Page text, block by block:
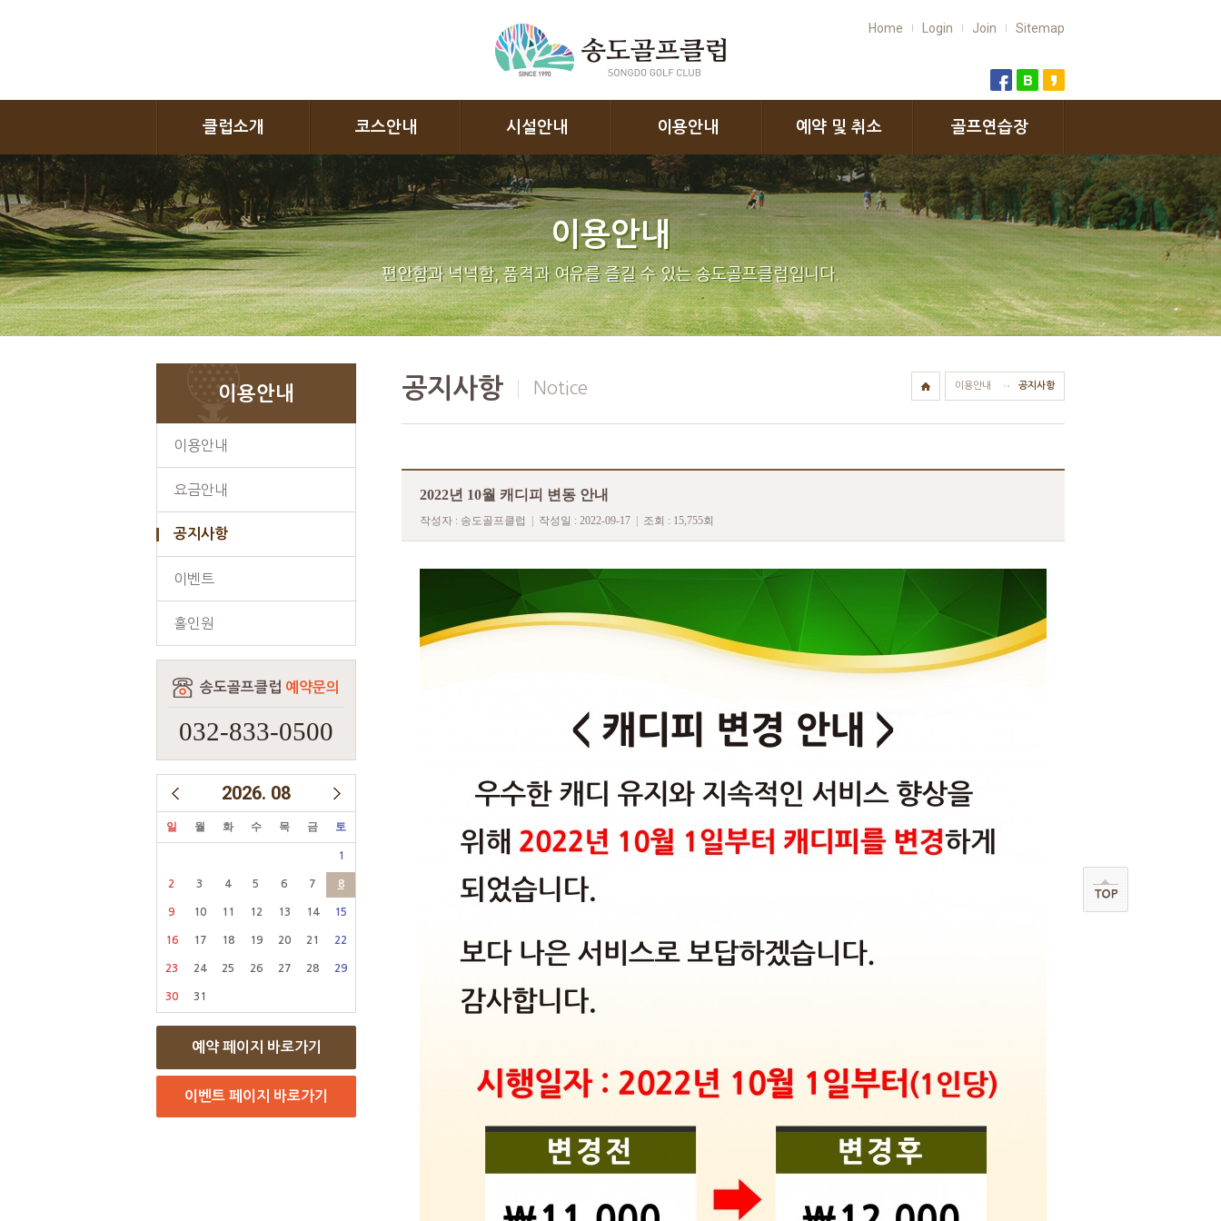
Home Login Join Sitemap
클럽소개 코스안내 시설안내 이용안내 예약 및 취소 골프연습장
이용안내
편안함과 넉넉함, 품격과 여유를 즐길 수 있는 송도골프클럽입니다.
이용안내
이용안내
요금안내
공지사항
이벤트
홀인원
송도골프클럽 예약문의
032-833-0500
2026. 08
일 월 화 수 목 금 토
1
2 3 4 5 6 7 8
9 10 11 12 13 14 15
16 17 18 19 20 21 22
23 24 25 26 27 28 29
30 31
예약 페이지 바로가기
이벤트 페이지 바로가기
공지사항 Notice 이용안내 공지사항
2022년 10월 캐디피 변동 안내
작성자 : 송도골프클럽 작성일 : 2022-09-17 조회 : 15,755회